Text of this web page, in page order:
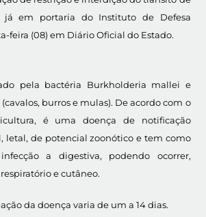
já em portaria do Instituto de Defesa
feira (08) em Diário Oficial do Estado.
pela bactéria Burkholderia mallei e
burros e mulas). De acordo com o
é uma doença de notificação
letal, de potencial zoonótico e tem como
a digestiva, podendo ocorrer,
e cutâneo.
da doença varia de um a 14 dias.